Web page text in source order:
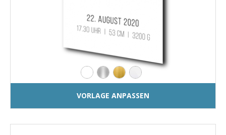
VORLAGE ANPASSEN